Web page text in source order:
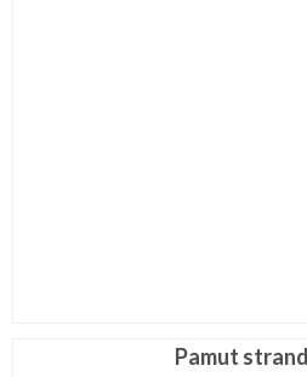
Pamut